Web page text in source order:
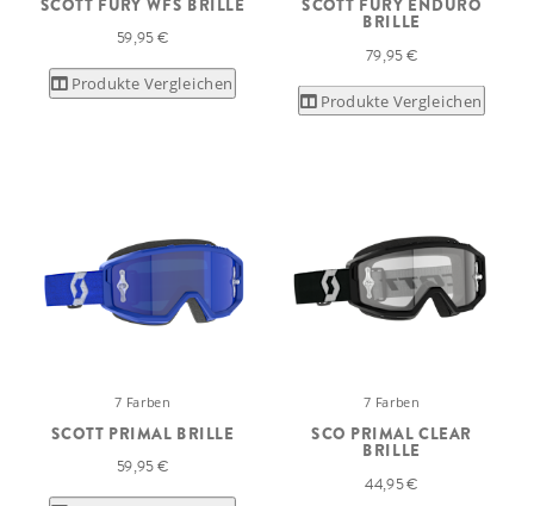
SCOTT FURY WFS BRILLE
59,95 €
Produkte Vergleichen
SCOTT FURY ENDURO
BRILLE
79,95 €
Produkte Vergleichen
7 Farben
SCOTT PRIMAL BRILLE
59,95 €
7 Farben
SCO PRIMAL CLEAR
BRILLE
44,95 €